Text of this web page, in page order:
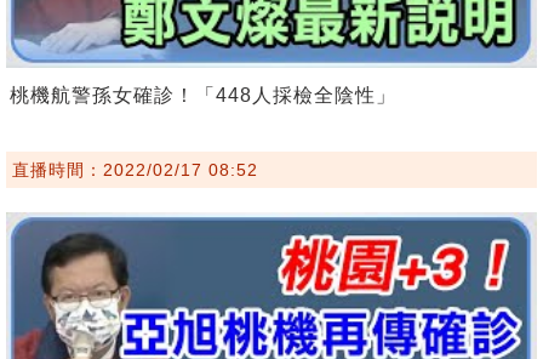
桃機航警孫女確診！「448人採檢全陰性」
直播時間：2022/02/17 08:52